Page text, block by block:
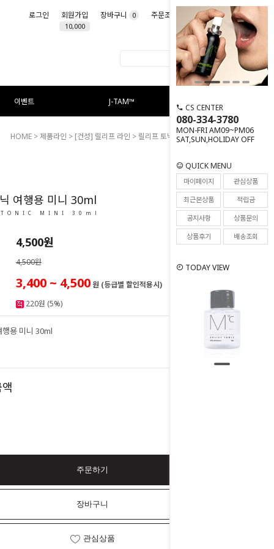
로그인 회원가입
10,000
장바구니 0 주문조회 마이페이지
이벤트 J-TAM™
CS CENTER
080-334-3780
MON-FRI AM09~PM06
SAT,SUN,HOLIDAY OFF
QUICK MENU
마이페이지
관심상품
최근본상품
적립금
공지사항
상품문의
상품후기
배송조회
TODAY VIEW
HOME >제품라인 > [건성] 릴리프 라인 > 릴리프 토닉 여행용 미니 30ml
14
여행용 미니 30ml
MINI 30ml
4,500원
4,500원
3,400 ~ 4,500원 (등급별 할인적용시)
220원 (5%)
용 미니 30ml
4,500원
주문하기
장바구니
관심상품